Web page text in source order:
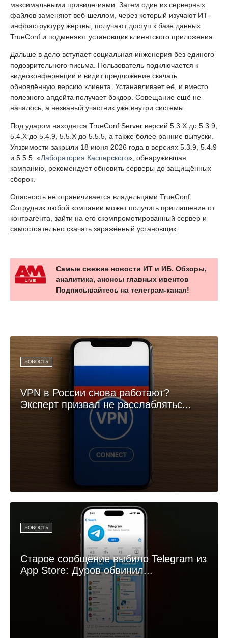
максимальными привилегиями. Затем один из серверных
файлов заменяют веб-шеллом, через который изучают ИТ-
инфраструктуру жертвы, получают доступ к базе данных
TrueConf и подменяют установщик клиентского приложения.
Дальше в дело вступает социальная инженерия без единого
подозрительного письма. Пользователь подключается к
видеоконференции и видит предложение скачать
обновлённую версию клиента. Устанавливает её, и вместо
полезного апдейта получает бэкдор. Совещание ещё не
началось, а незваный участник уже внутри системы.
Под ударом находятся TrueConf Server версий 5.3.X до 5.3.9,
5.4.X до 5.4.9, 5.5.X до 5.5.5, а также более ранние выпуски.
Уязвимости закрыли 18 июня 2026 года в версиях 5.3.9, 5.4.9
и 5.5.5. «Лаборатория Касперского», обнаружившая
кампанию, рекомендует обновить серверы до защищённых
сборок.
Опасность не ограничивается владельцами TrueConf.
Сотрудник любой компании может получить приглашение от
контрагента, зайти на его скомпрометированный сервер и
самостоятельно скачать заражённый установщик.
Самые свежие новости ИТ и ИБ. Обзоры,
аналитика, анонсы главных ивентов
Подписывайтесь на телеграм-канал!
НОВОСТЬ
VPN в России снова работают?
Эксперт призвал не расслаблятьс...
НОВОСТЬ
Старое сообщение выбило Telegram из
App Store: Дуров обвинил...